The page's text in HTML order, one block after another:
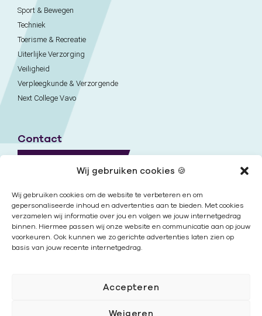
Wij gebruiken cookies 🍪
Wij gebruiken cookies om de website te verbeteren en om
gepersonaliseerde inhoud en advertenties aan te bieden. Met cookies
verzamelen wij informatie over jou en volgen we jouw internetgedrag
binnen. Hiermee passen wij onze website en communicatie aan op jouw
voorkeuren. Ook kunnen we zo gerichte advertenties laten zien op
basis van jouw recente internetgedrag.
Accepteren
Weigeren
Sport & Bewegen
Techniek
Toerisme & Recreatie
Uiterlijke Verzorging
Veiligheid
Verpleegkunde & Verzorgende
Next College Vavo
Contact
Nieuwsbrief